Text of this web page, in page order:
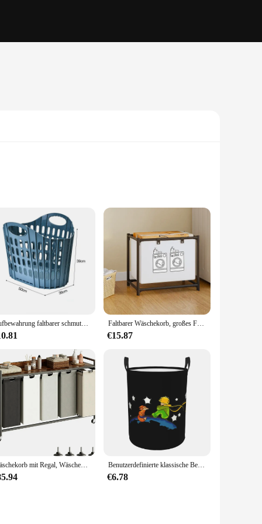
Crafted from durable cotton canvas, this hamper is
separation of dark and light laundry, ensuring that your
ideal choice for busy households.
seamlessly with various interior styles. The handy handles
that this hamper remains a practical and stylish
and organized. Its wholesale availability and vendor
only for sale but also designed to be a staple in any
Aufbewahrung faltbarer schmutziger Wäsche korb für die Wand halterung im Badezimmer Wäsche korb mit großer Kapazität für Aufbewahrung körbe im Badezimmer Faltbarer Wäschekorb, großes Fassungsvermögen, doppelstöckiges Wäschezubehör, anwendbar auf die Toilette für schmutzige Kleidung im Haushalt
€15.87
Wäschekorb mit Regal, Wäschekorb, 5-teiliger Wäschesortierer mit ausziehbaren, herausnehmbaren großen 5-Farben-Beuteln und beweglichen Rädern Benutzerdefinierte klassische Belletristik Der kleine Prinz Wäschekorb Frankreich Märchen Spielzeug Kleidungskorb Aufbewahrungsbehälter für Kinderzimmer
€6.78